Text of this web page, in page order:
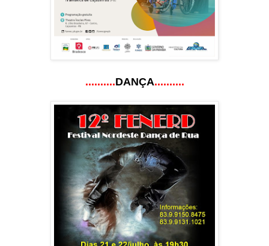
..........DANÇA..........